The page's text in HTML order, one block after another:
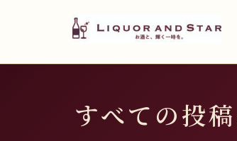
LIQUOR AND
世界のリカーショップ
すべての投